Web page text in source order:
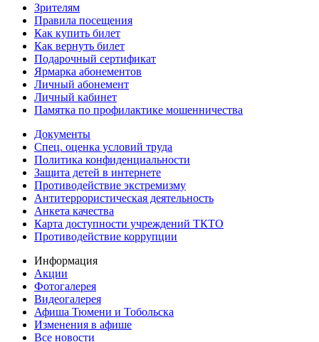
Зрителям
Правила посещения
Как купить билет
Как вернуть билет
Подарочный сертификат
Ярмарка абонементов
Личный абонемент
Личный кабинет
Памятка по профилактике мошенничества
Документы
Спец. оценка условий труда
Политика конфиденциальности
Защита детей в интернете
Противодействие экстремизму
Антитеррористическая деятельность
Анкета качества
Карта доступности учреждений ТКТО
Противодействие коррупции
Информация
Акции
Фотогалерея
Видеогалерея
Афиша Тюмени и Тобольска
Изменения в афише
Все новости